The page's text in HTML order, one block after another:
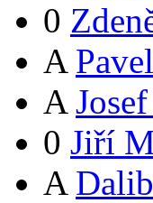
0
A
A
0 Jiří
A